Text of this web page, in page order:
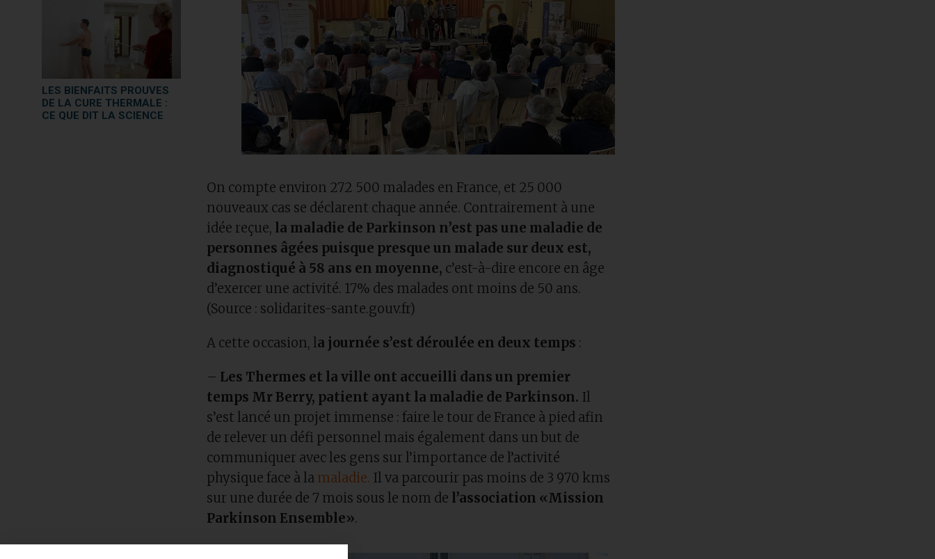
LES BIENFAITS PROUVES
DE LA CURE THERMALE :
CE QUE DIT LA SCIENCE
On compte environ 272 500 malades en France, et 25 000
nouveaux cas se déclarent chaque année. Contrairement à une
idée reçue, la maladie de Parkinson n’est pas une maladie de
personnes âgées puisque presque un malade sur deux est,
diagnostiqué à 58 ans en moyenne, c’est-à-dire encore en âge
d’exercer une activité. 17% des malades ont moins de 50 ans.
(Source : solidarites-sante.gouv.fr)
A cette occasion, la journée s’est déroulée en deux temps :
– Les Thermes et la ville ont accueilli dans un premier
temps Mr Berry, patient ayant la maladie de Parkinson. Il
s’est lancé un projet immense : faire le tour de France à pied afin
de relever un défi personnel mais également dans un but de
communiquer avec les gens sur l’importance de l’activité
physique face à la maladie. Il va parcourir pas moins de 3 970 kms
sur une durée de 7 mois sous le nom de l’association «Mission
Parkinson Ensemble».